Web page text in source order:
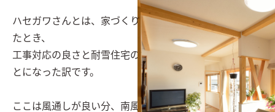
ハセガワさんとは、家づくりの一年前に車庫をお願いし
たとき、
工事対応の良さと耐雪住宅の実績から家もお願いするこ
とになった訳です。
ここは風通しが良い分、南風が強いので冬の寒さを心配